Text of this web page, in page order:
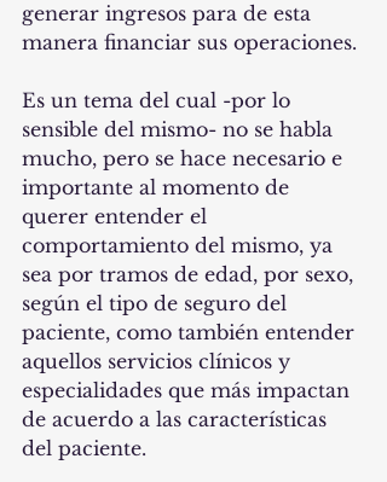
generar ingresos para de esta
manera financiar sus operaciones.
Es un tema del cual -por lo
sensible del mismo- no se habla
mucho, pero se hace necesario e
importante al momento de
querer entender el
comportamiento del mismo, ya
sea por tramos de edad, por sexo,
según el tipo de seguro del
paciente, como también entender
aquellos servicios clínicos y
especialidades que más impactan
de acuerdo a las características
del paciente.